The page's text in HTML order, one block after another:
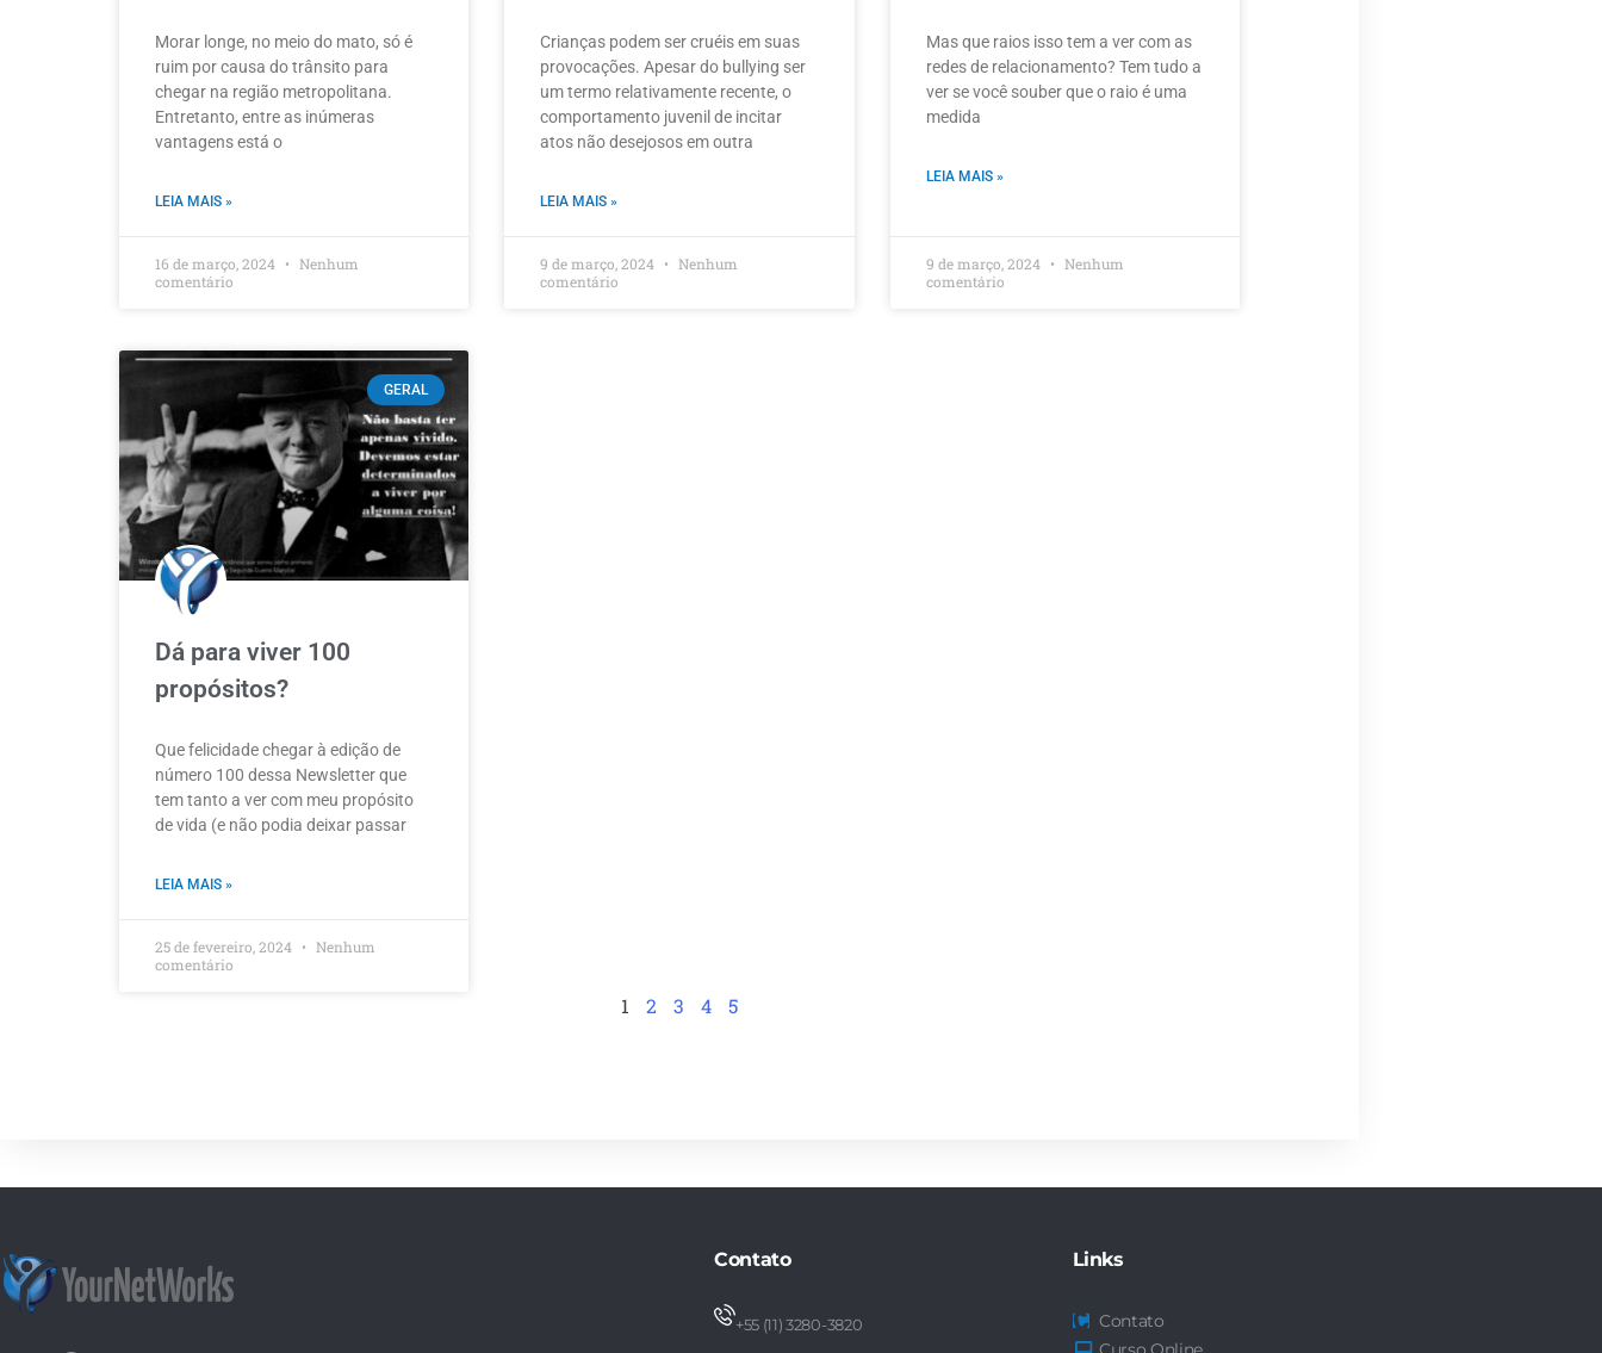
Morar longe, no meio do mato, só é
ruim por causa do trânsito para
chegar na região metropolitana.
Entretanto, entre as inúmeras
vantagens está o
LEIA MAIS »
16 de março, 2024
Nenhum
comentário
Crianças podem ser cruéis em suas
provocações. Apesar do bullying ser
um termo relativamente recente, o
comportamento juvenil de incitar
atos não desejosos em outra
LEIA MAIS »
9 de março, 2024
Nenhum
comentário
Mas que raios isso tem a ver com as
redes de relacionamento? Tem tudo a
ver se você souber que o raio é uma
medida
LEIA MAIS »
9 de março, 2024
Nenhum
comentário
GERAL
Dá para viver 100
propósitos?
Que felicidade chegar à edição de
número 100 dessa Newsletter que
tem tanto a ver com meu propósito
de vida (e não podia deixar passar
LEIA MAIS »
25 de fevereiro, 2024
Nenhum
comentário
1 2 3 4 5
Contato
+55 (11) 3280-3820
Links
Contato